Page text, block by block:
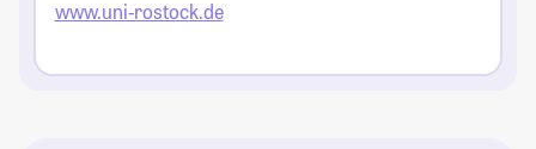
www.uni-rostock.de